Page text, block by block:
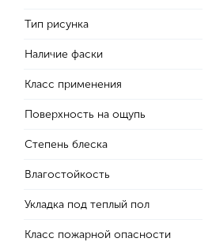
Тип рисунка
Наличие фаски
Класс применения
Поверхность на ощупь
Степень блеска
Влагостойкость
Укладка под теплый пол
Класс пожарной опасности